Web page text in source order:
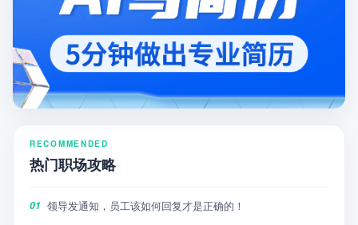
RECOMMENDED
热门职场攻略
01 领导发通知，员工该如何回复才是正确的！